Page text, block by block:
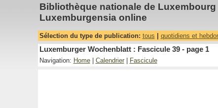
Bibliothèque nationale de Luxembourg
Luxemburgensia online
Sélection du type de publication: tous quotidiens et
Luxemburger Wochenblatt : Fascicule 39 - page 1
Navigation: Home| Calendrier| Fascicule